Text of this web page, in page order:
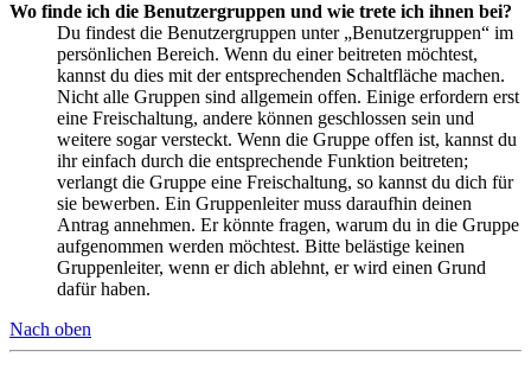
Wo finde ich die Benutzergruppen und wie trete ich ihnen bei?
Du findest die Benutzergruppen unter „Benutzergruppen“ im
persönlichen Bereich. Wenn du einer beitreten möchtest,
kannst du dies mit der entsprechenden Schaltfläche machen.
Nicht alle Gruppen sind allgemein offen. Einige erfordern erst
eine Freischaltung, andere können geschlossen sein und
weitere sogar versteckt. Wenn die Gruppe offen ist, kannst du
ihr einfach durch die entsprechende Funktion beitreten;
verlangt die Gruppe eine Freischaltung, so kannst du dich für
sie bewerben. Ein Gruppenleiter muss daraufhin deinen
Antrag annehmen. Er könnte fragen, warum du in die Gruppe
aufgenommen werden möchtest. Bitte belästige keinen
Gruppenleiter, wenn er dich ablehnt, er wird einen Grund
dafür haben.
Nach oben